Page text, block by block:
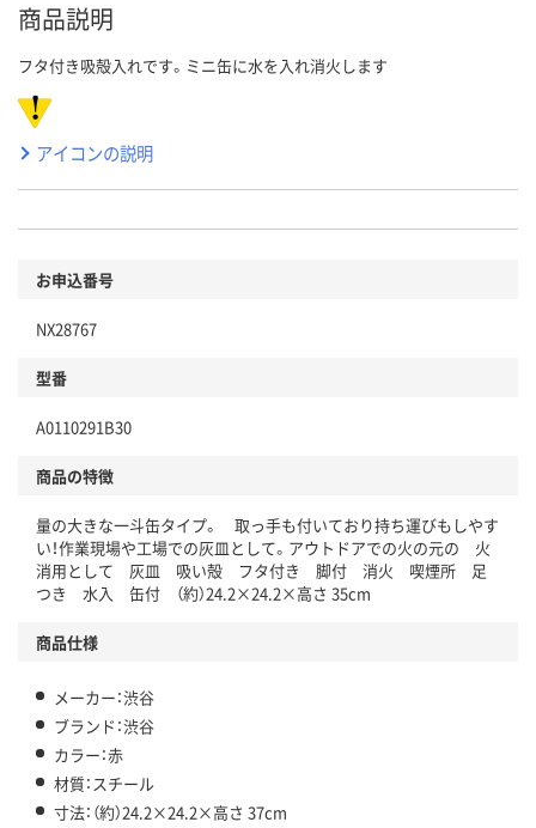
商品説明
フタ付き吸殻入れです。ミニ缶に水を入れ消火します
アイコンの説明
お申込番号
NX28767
型番
A0110291B30
商品の特徴
量の大きな一斗缶タイプ。 取っ手も付いており持ち運びもしやす
い！作業現場や工場での灰皿として。アウトドアでの火の元の 火
消用として 灰皿 吸い殻 フタ付き 脚付 消火 喫煙所 足
つき 水入 缶付 （約）24.2×24.2×高さ 35cm
商品仕様
メーカー：渋谷
ブランド：渋谷
カラー：赤
材質：スチール
寸法：（約）24.2×24.2×高さ 37cm